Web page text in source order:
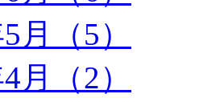
月（5）
月（2）